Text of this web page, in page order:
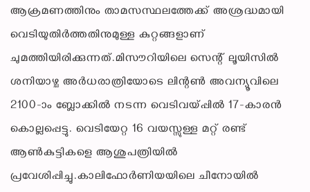
ആക്രമണത്തിനും താമസസ്ഥലത്തേക്ക് അശ്രദ്ധമായി
വെടിയുതിര്‍ത്തതിനുമുള്ള കുറ്റങ്ങളാണ്
ചുമത്തിയിരിക്കുന്നത്.മിസൗറിയിലെ സെന്റ് ലൂയിസില്‍
ശനിയാഴ്ച അര്‍ധരാത്രിയോടെ ലിന്റണ്‍ അവന്യൂവിലെ
2100-ാം ബ്ലോക്കില്‍ നടന്ന വെടിവയ്പ്പില്‍ 17-കാരന്‍
കൊല്ലപ്പെട്ടു. വെടിയേറ്റ 16 വയസ്സുള്ള മറ്റ് രണ്ട്
ആണ്‍കുട്ടികളെ ആശുപത്രിയില്‍
പ്രവേശിപ്പിച്ചു.കാലിഫോര്‍ണിയയിലെ ചീനോയില്‍